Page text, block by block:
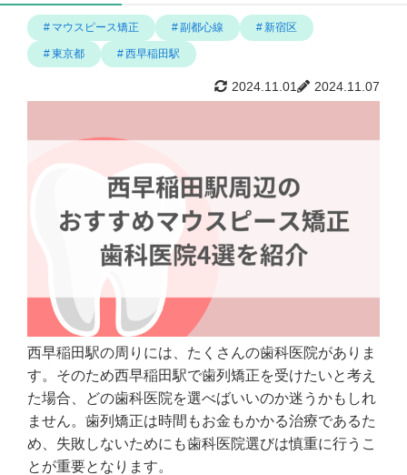
マウスピース矯正 副都心線 新宿区
東京都 西早稲田駅
2024.11.07
2024.11.01
西早稲田駅の周りには、たくさんの歯科医院がありま
す。そのため西早稲田駅で歯列矯正を受けたいと考え
た場合、どの歯科医院を選べばいいのか迷うかもしれ
ません。歯列矯正は時間もお金もかかる治療であるた
め、失敗しないためにも歯科医院選びは慎重に行うこ
とが重要となります。